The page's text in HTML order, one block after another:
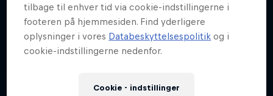
Jernbanebyen, København, Denmark
EVENTS & FESTIVAL
tilbage til enhver tid via cookie-indstillingerne i
footeren på hjemmesiden. Find yderligere
oplysninger i vores Databeskyttelsespolitik og i
cookie-indstillingerne nedenfor.
Cookie - indstillinger